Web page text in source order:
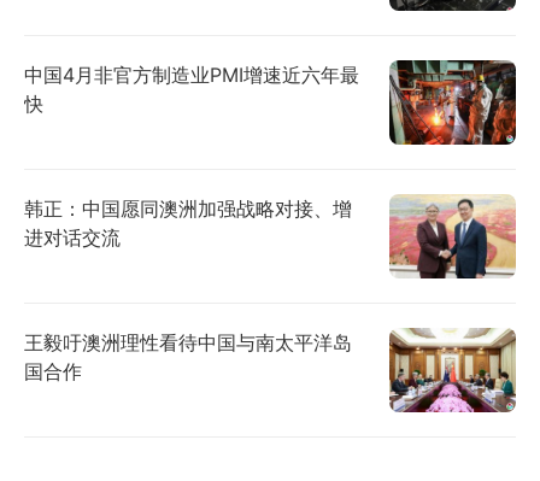
中国4月非官方制造业PMI增速近六年最
快
韩正：中国愿同澳洲加强战略对接、增
进对话交流
王毅吁澳洲理性看待中国与南太平洋岛
国合作